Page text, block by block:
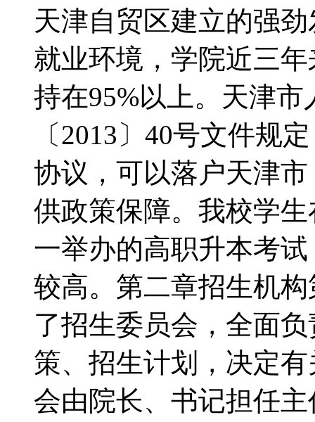
天津自贸区建立的强
就业环境，学院近三
持在95%以上。天津
〔2013〕40号文件规
协议，可以落户天津
供政策保障。我校学
一举办的高职升本考
较高。第二章招生机
了招生委员会，全面
策、招生计划，决定
会由院长、书记担任